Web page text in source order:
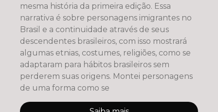
mesma história da primeira edição. Essa
narrativa é sobre personagens imigrantes no
Brasil e a continuidade através de seus
descendentes brasileiros, com isso mostrará
algumas etnias, costumes, religiões, como se
adaptaram para hábitos brasileiros sem
perderem suas origens. Montei personagens
de uma forma como se